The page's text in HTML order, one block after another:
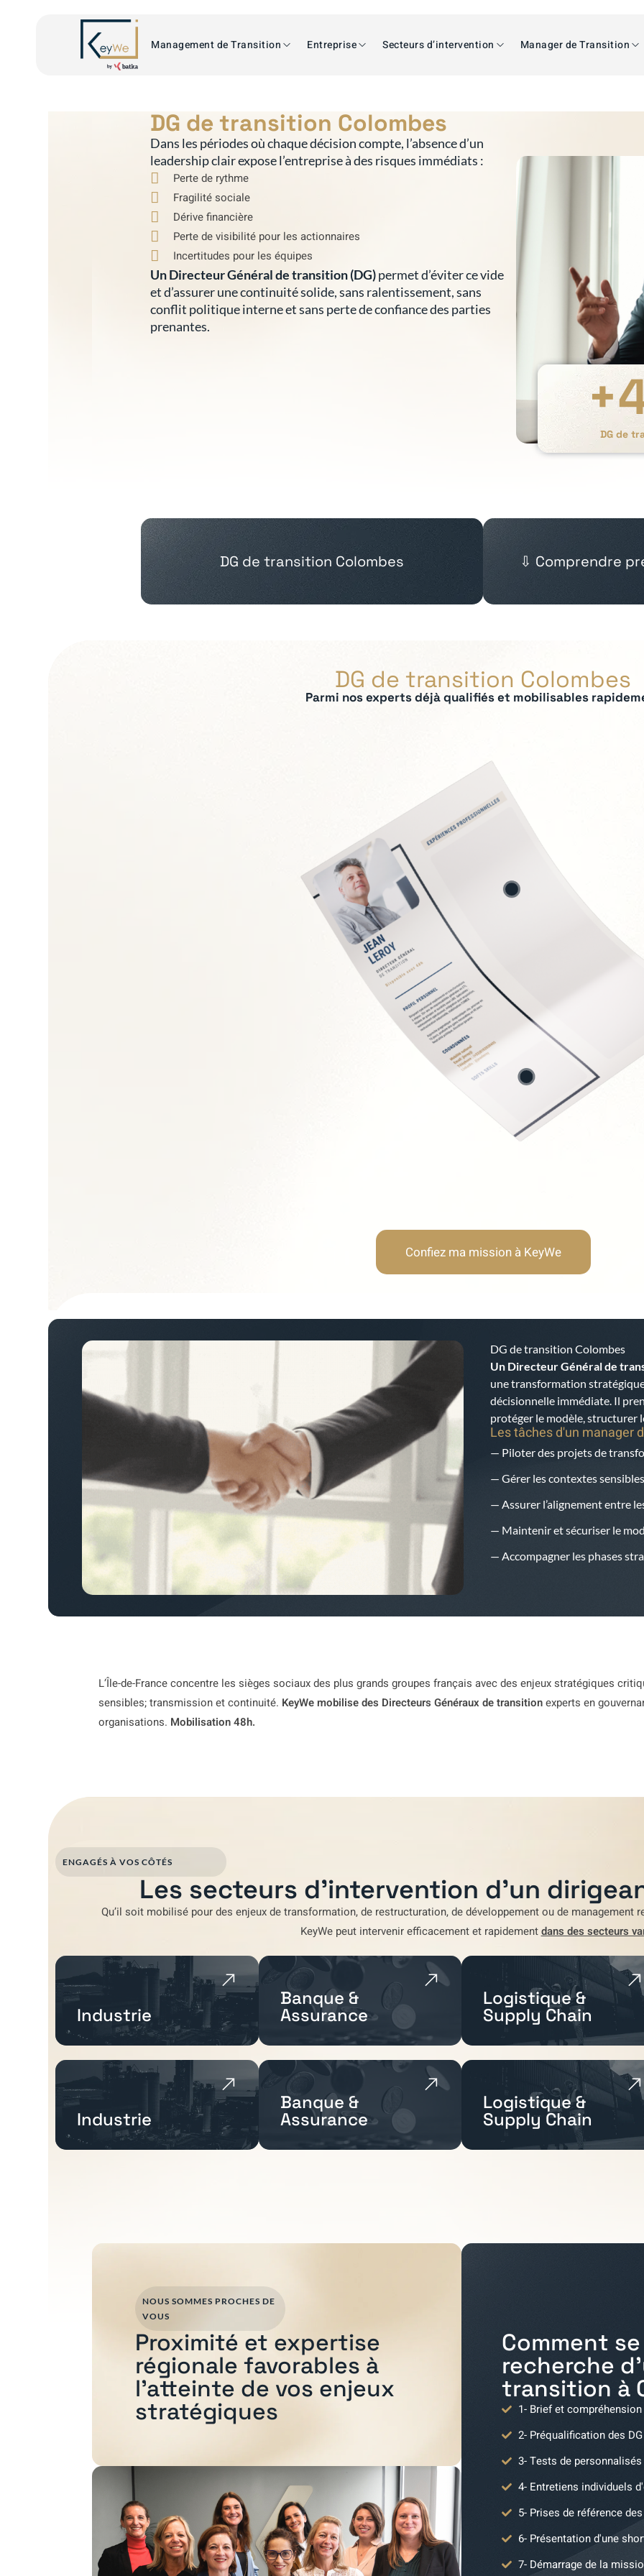
Management de Transition Entreprise Secteurs d’intervention Manager de Transition
DG de transition Colombes
Dans les périodes où chaque décision compte, l’absence d’un
leadership clair expose l’entreprise à des risques immédiats :
Perte de rythme
Fragilité sociale
Dérive financière
Perte de visibilité pour les actionnaires
Incertitudes pour les équipes
Un Directeur Général de transition (DG)permet d’éviter ce vide
et d’assurer une continuité solide, sans ralentissement, sans
conflit politique interne et sans perte de confiance des parties
prenantes.
DG de
+
DG de transition Colombes ⇩ Comprendre
DG de transition Colombes
Parmi nos experts déjà qualifiés et mobilisables
Soft Skills
Lucidité stratégique
Neutralité & autorité
Résistance au stress
Humilité & adaptabilité
Lecture et sécurisation du modèle économique
Gouvernance et pilotage exécutif
Leadership opérationnel
Gestion de situations sensibles
Conduite du changement
Transmission et continuité
Confiez ma mission à KeyWe
DG de transition Colombes
Un Directeur Général de
une transformation
décisionnelle immédiate. Il
protéger le modèle, structurer
Les tâches d'un manager
— Piloter des projets de
— Gérer les contextes
— Assurer l’alignement entre
— Maintenir et sécuriser le
— Accompagner les phases
L’Île-de-France concentre les sièges sociaux des plus grands groupes français avec des enjeux stratégiques
sensibles; transmission et continuité. KeyWe mobilise des Directeurs Généraux de transitionexperts en
organisations. Mobilisation 48h.
ENGAGÉS À VOS CÔTÉS
Les secteurs d'intervention d'un
Qu’il soit mobilisé pourdes enjeux de transformation,de restructuration,de développementou de management
KeyWepeut intervenir efficacement et rapidementdans des secteurs
Industrie
Banque &
Assurance
Logistique &
Supply Chain
Industrie
Banque &
Assurance
Logistique &
Supply Chain
Comment
recherche
transition à
1- Brief et
2- Préqualification des
3- Tests de personnalisés
4- Entretiens individuels
5- Prises de référence
6- Présentation d'une
7- Démarrage de la
NOUS SOMMES PROCHES DE
VOUS
Proximité et expertise
régionale favorables à
l'atteinte de vos enjeux
stratégiques